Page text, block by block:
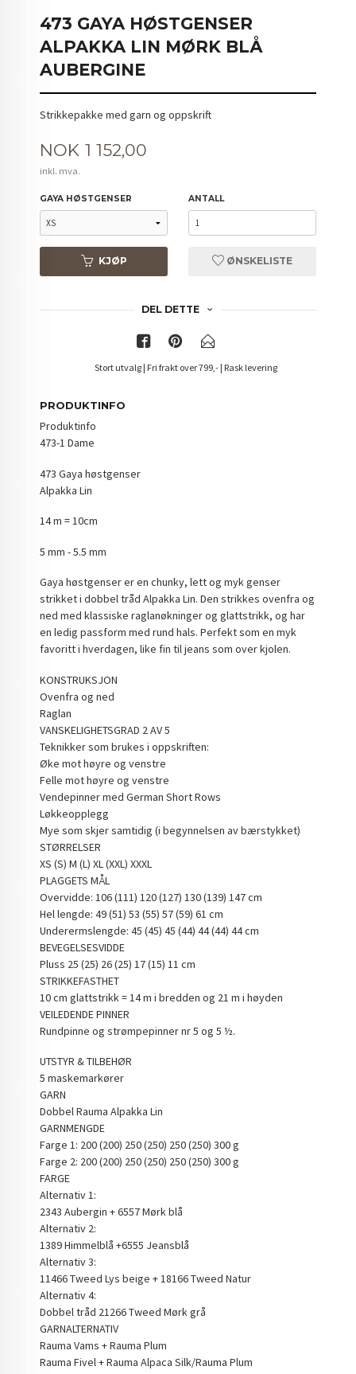
473 GAYA HØSTGENSER
ALPAKKA LIN MØRK BLÅ
AUBERGINE
Strikkepakke med garn og oppskrift
Pris
NOK 1 152,00
inkl. mva.
GAYA HØSTGENSER ANTALL
KJØP ØNSKELISTE
DEL DETTE
Stort utvalg | Fri frakt over 799,- | Rask levering
PRODUKTINFO
Produktinfo
473-1 Dame
473 Gaya høstgenser
Alpakka Lin
14 m = 10cm
5 mm - 5.5 mm
Gaya høstgenser er en chunky, lett og myk genser
strikket i dobbel tråd Alpakka Lin. Den strikkes ovenfra og
ned med klassiske raglanøkninger og glattstrikk, og har
en ledig passform med rund hals. Perfekt som en myk
favoritt i hverdagen, like fin til jeans som over kjolen.
KONSTRUKSJON
Ovenfra og ned
Raglan
VANSKELIGHETSGRAD 2 AV 5
Teknikker som brukes i oppskriften:
Øke mot høyre og venstre
Felle mot høyre og venstre
Vendepinner med German Short Rows
Løkkeopplegg
Mye som skjer samtidig (i begynnelsen av bærstykket)
STØRRELSER
XS (S) M (L) XL (XXL) XXXL
PLAGGETS MÅL
Overvidde: 106 (111) 120 (127) 130 (139) 147 cm
Hel lengde: 49 (51) 53 (55) 57 (59) 61 cm
Underermslengde: 45 (45) 45 (44) 44 (44) 44 cm
BEVEGELSESVIDDE
Pluss 25 (25) 26 (25) 17 (15) 11 cm
STRIKKEFASTHET
10 cm glattstrikk = 14 m i bredden og 21 m i høyden
VEILEDENDE PINNER
Rundpinne og strømpepinner nr 5 og 5 ½.
UTSTYR & TILBEHØR
5 maskemarkører
GARN
Dobbel Rauma Alpakka Lin
GARNMENGDE
Farge 1: 200 (200) 250 (250) 250 (250) 300 g
Farge 2: 200 (200) 250 (250) 250 (250) 300 g
FARGE
Alternativ 1:
2343 Aubergin + 6557 Mørk blå
Alternativ 2:
1389 Himmelblå +6555 Jeansblå
Alternativ 3:
11466 Tweed Lys beige + 18166 Tweed Natur
Alternativ 4:
Dobbel tråd 21266 Tweed Mørk grå
GARNALTERNATIV
Rauma Vams + Rauma Plum
Rauma Fivel + Rauma Alpaca Silk/Rauma Plum